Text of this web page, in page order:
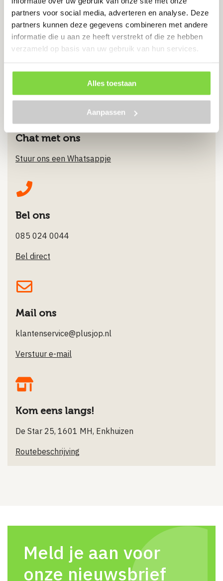
partners voor social media, adverteren en analyse. Deze
partners kunnen deze gegevens combineren met andere
informatie die u aan ze heeft verstrekt of die ze hebben
verzameld op basis van uw gebruik van hun services.
Alles toestaan
Aanpassen
€1.60
Bekijk product
Chat met ons
Stuur ons een Whatsappje
Bel ons
085 024 0044
Bel direct
Mail ons
klantenservice@plusjop.nl
Verstuur e-mail
Kom eens langs!
De Star 25, 1601 MH, Enkhuizen
Routebeschrijving
Meld je aan voor
onze nieuwsbrief